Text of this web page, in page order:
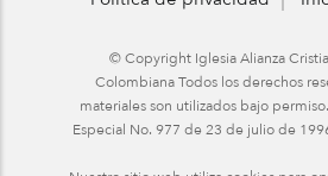
© Copyright Iglesia Alianza
Colombiana Todos los derechos
materiales son utilizados bajo
Especial No. 977 de 23 de julio de